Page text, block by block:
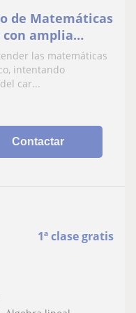
de Matemáticas
amplia
particulares de
las matemáticas
intentando
car...
Contactar
1ª clase gratis